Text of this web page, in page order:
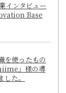
インタビュー
Base
を使ったもの
」様の導
た。